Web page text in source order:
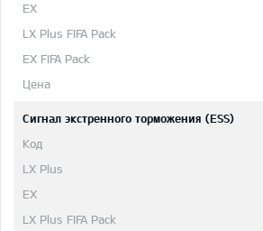
Сигнал экстренного торможения (ESS)